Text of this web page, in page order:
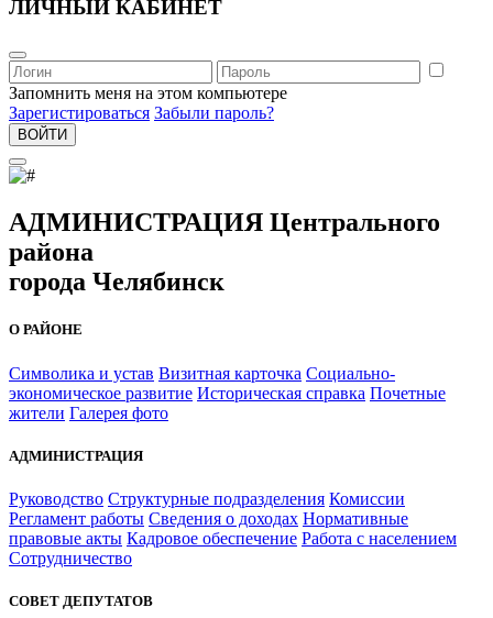
ЛИЧНЫЙ КАБИНЕТ
Запомнить меня на этом компьютере
Зарегистироваться Забыли пароль?
ВОЙТИ
АДМИНИСТРАЦИЯ Центрального
района
города Челябинск
О РАЙОНЕ
Символика и устав Визитная карточка Социально-
экономическое развитие Историческая справка Почетные
жители Галерея фото
АДМИНИСТРАЦИЯ
Руководство Структурные подразделения Комиссии
Регламент работы Сведения о доходах Нормативные
правовые акты Кадровое обеспечение Работа с населением
Сотрудничество
СОВЕТ ДЕПУТАТОВ